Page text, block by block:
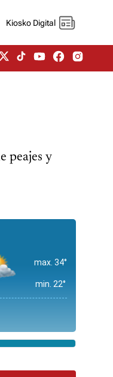
Kiosko Digital
peajes y
max. 34°
min. 22°